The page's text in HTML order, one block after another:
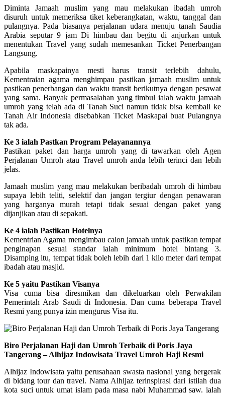
Diminta Jamaah muslim yang mau melakukan ibadah umroh
disuruh untuk memeriksa tiket keberangkatan, waktu, tanggal dan
pulangnya. Pada biasanya perjalanan udara menuju tanah Saudia
Arabia seputar 9 jam Di himbau dan begitu di anjurkan untuk
menentukan Travel yang sudah memesankan Ticket Penerbangan
Langsung.
Apabila maskapainya mesti harus transit terlebih dahulu,
Kementraian agama menghimpau pastikan jamaah muslim untuk
pastikan penerbangan dan waktu transit berikutnya dengan pesawat
yang sama. Banyak permasalahan yang timbul ialah waktu jamaah
umroh yang telah ada di Tanah Suci namun tidak bisa kembali ke
Tanah Air Indonesia disebabkan Ticket Maskapai buat Pulangnya
tak ada.
Ke 3 ialah Pastkan Program Pelayanannya
Pastikan paket dan harga umroh yang di tawarkan oleh Agen
Perjalanan Umroh atau Travel umroh anda lebih terinci dan lebih
jelas.
Jamaah muslim yang mau melakukan beribadah umroh di himbau
supaya lebih teliti, selektif dan jangan tergiur dengan penawaran
yang harganya murah tetapi tidak sesuai dengan paket yang
dijanjikan atau di sepakati.
Ke 4 ialah Pastikan Hotelnya
Kementrian Agama mengimbau calon jamaah untuk pastikan tempat
penginapan sesuai standar ialah minimum hotel bintang 3.
Disamping itu, tempat tidak boleh lebih dari 1 kilo meter dari tempat
ibadah atau masjid.
Ke 5 yaitu Pastikan Visanya
Visa cuma bisa diresmikan dan dikeluarkan oleh Perwakilan
Pemerintah Arab Saudi di Indonesia. Dan cuma beberapa Travel
Resmi yang punya izin mengurus Visa itu.
Biro Perjalanan Haji dan Umroh Terbaik di Poris Jaya
Tangerang – Alhijaz Indowisata Travel Umroh Haji Resmi
Alhijaz Indowisata yaitu perusahaan swasta nasional yang bergerak
di bidang tour dan travel. Nama Alhijaz terinspirasi dari istilah dua
kota suci untuk umat islam pada masa nabi Muhammad saw. ialah